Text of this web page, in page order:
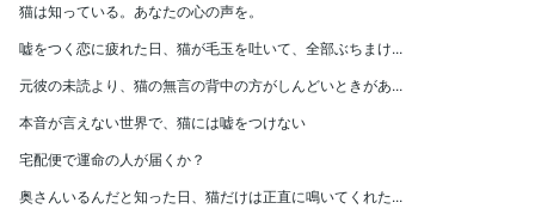
猫は知っている。あなたの心の声を。
嘘をつく恋に疲れた日、猫が毛玉を吐いて、全部ぶちまけ...
元彼の未読より、猫の無言の背中の方がしんどいときがあ...
本音が言えない世界で、猫には嘘をつけない
宅配便で運命の人が届くか？
奥さんいるんだと知った日、猫だけは正直に鳴いてくれた...